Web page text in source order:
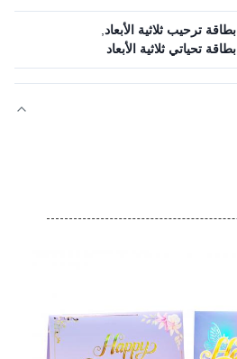
بطاقة ترحيب ثلاثية الأبعاد
بطاقة تحياتي ثلاثية الأبعاد